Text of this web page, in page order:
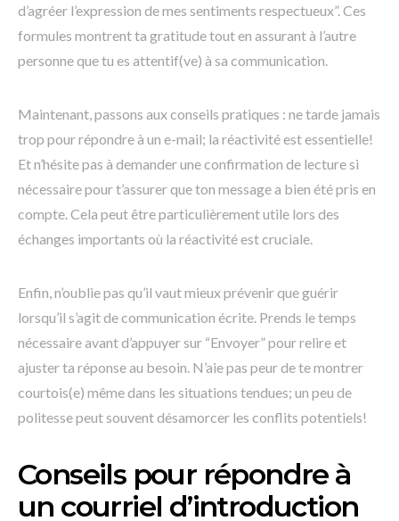
d’agréer l’expression de mes sentiments respectueux”. Ces
formules montrent ta gratitude tout en assurant à l’autre
personne que tu es attentif(ve) à sa communication.
Maintenant, passons aux conseils pratiques : ne tarde jamais
trop pour répondre à un e-mail; la réactivité est essentielle!
Et n’hésite pas à demander une confirmation de lecture si
nécessaire pour t’assurer que ton message a bien été pris en
compte. Cela peut être particulièrement utile lors des
échanges importants où la réactivité est cruciale.
Enfin, n’oublie pas qu’il vaut mieux prévenir que guérir
lorsqu’il s’agit de communication écrite. Prends le temps
nécessaire avant d’appuyer sur “Envoyer” pour relire et
ajuster ta réponse au besoin. N’aie pas peur de te montrer
courtois(e) même dans les situations tendues; un peu de
politesse peut souvent désamorcer les conflits potentiels!
Conseils pour répondre à
un courriel d’introduction